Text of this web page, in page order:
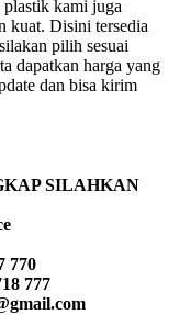
kami juga
kuat. Disini tersedia
pilih sesuai
dapatkan harga yang
dan bisa kirim
SILAHKAN
770
777